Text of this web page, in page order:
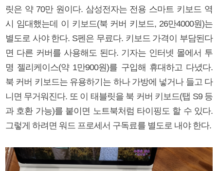
릿은 약 70만 원이다. 삼성전자는 전용 스마트 키보드 역
시 임대했는데 이 키보드(북 커버 키보드, 26만4000원)는
별도로 사야 한다. S펜은 무료다. 키보드 가격이 부담된다
면 다른 커버를 사용해도 된다. 기자는 인터넷 몰에서 투
명 젤리케이스(약 1만900원)를 구입해 휴대하고 다녔다.
북 커버 키보드는 유용하기는 하나 가방에 넣거나 들고 다
니면 무거워진다. 또 이 태블릿을 북 커버 키보드(탭 S9 등
과 호환 가능)를 붙이면 노트북처럼 타이핑도 할 수 있다.
그렇게 하려면 워드 프로세서 구독료를 별도로 내야 한다.